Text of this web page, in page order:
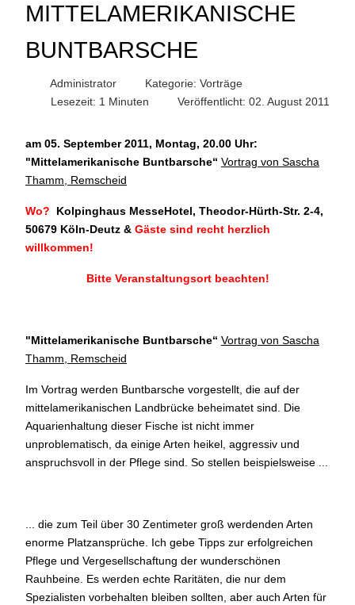
MITTELAMERIKANISCHE
BUNTBARSCHE
Administrator Kategorie: Vorträge
Lesezeit: 1 Minuten
Veröffentlicht: 02. August 2011
am 05. September 2011, Montag, 20.00 Uhr:
"Mittelamerikanische Buntbarsche“ Vortrag von Sascha
Thamm, Remscheid
Wo?
Kolpinghaus MesseHotel, Theodor-Hürth-Str. 2-4,
50679 Köln-Deutz & Gäste sind recht herzlich
willkommen!
Bitte Veranstaltungsort beachten!
"Mittelamerikanische Buntbarsche“ Vortrag von Sascha
Thamm, Remscheid
Im Vortrag werden Buntbarsche vorgestellt, die auf der
mittelamerikanischen Landbrücke beheimatet sind. Die
Aquarienhaltung dieser Fische ist nicht immer
unproblematisch, da einige Arten heikel, aggressiv und
anspruchsvoll in der Pflege sind. So stellen beispielsweise ...
... die zum Teil über 30 Zentimeter groß werdenden Arten
enorme Platzansprüche. Ich gebe Tipps zur erfolgreichen
Pflege und Vergesellschaftung der wunderschönen
Rauhbeine. Es werden echte Raritäten, die nur dem
Spezialisten vorbehalten bleiben sollten, aber auch Arten für